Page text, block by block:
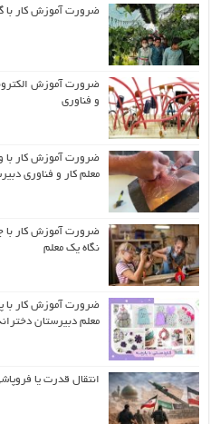
ضرورت آموزش کار با
ضرورت آموزش
و فناوری
ضرورت آموزش کار با
معلم کار و فناوری
ضرورت آموزش کار با
نگاه یک معلم
ضرورت آموزش کار با
معلم دبیرستان
انتقال قدرت یا